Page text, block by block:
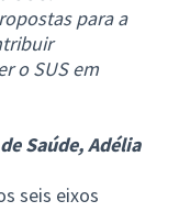
para a
o SUS em
Saúde, Adélia
seis eixos